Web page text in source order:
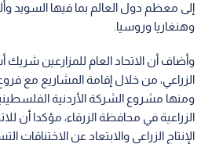
إلى معظم دول العالم بما فيها السويد
وهنغاريا وروسيا.
وأضاف أن الاتحاد العام للمزارعين
الزراعي، من خلال إقامة المشاريع مع
ومنها مشروع الشركة الأردنية
الزراعية في محافظة الزرقاء، مؤكدا أن
الإنتاج الزراعي والابتعاد عن الاختناقات